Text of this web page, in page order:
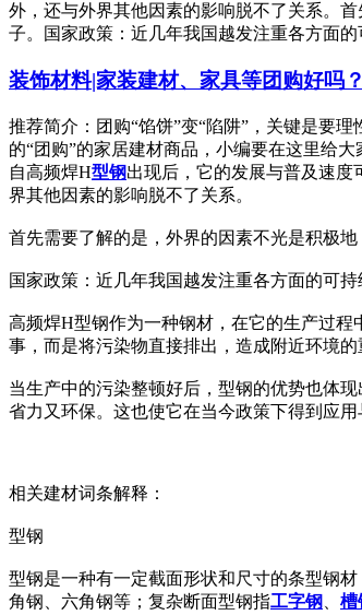
外，还与外界其他因素的影响脱不了关系。
子。国家政策：近几年我国越发注重各方面
装饰材料|家装建材、家具等团购好吗
推荐简介：团购“馅饼”变“陷阱”，关键是要
的“团购”的家居建材商品，小编要在这里给
自高频焊H型钢出现后，它的发展与普及速度
界其他因素的影响脱不了关系。
首先需要了解的是，外界的因素不光是积极
国家政策：近几年我国越发注重各方面的可
高频焊H型钢作为一种钢材，在它的生产过
事，而是将污染物直接排出，造成附近环境
当生产中的污染整顿好后，型钢的优势也体
省力又环保。这也使它在当今政策下得到应
相关建材词条解释：
型钢
型钢是一种有一定截面形状和尺寸的条型钢
角钢、六角钢等；复杂断面型钢指工字钢 槽